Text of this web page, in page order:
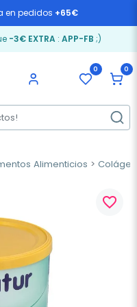
en pedidos +65€
-3€ EXTRA: APP-FB ;)
0 0
Alimenticios
favorite_border